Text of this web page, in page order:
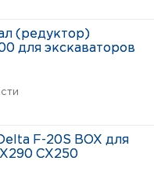
(редуктор)
для экскаваторов
F-20S BOX для
CX250